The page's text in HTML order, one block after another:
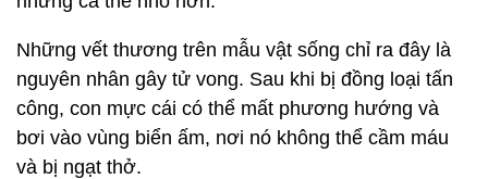
Những vết thương trên mẫu vật sống chỉ ra đây là
nguyên nhân gây tử vong. Sau khi bị đồng loại tấn
công, con mực cái có thể mất phương hướng và
bơi vào vùng biển ấm, nơi nó không thể cầm máu
và bị ngạt thở.